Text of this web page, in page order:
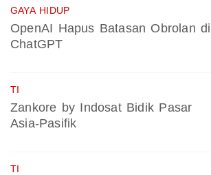
GAYA HIDUP
OpenAI Hapus Batasan Obrolan di
ChatGPT
TI
Zankore by Indosat Bidik Pasar
Asia-Pasifik
TI